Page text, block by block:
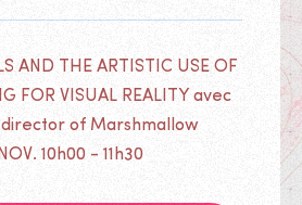
AND THE ARTISTIC USE OF
FOR VISUAL REALITY avec
director of Marshmallow
10h00 - 11h30